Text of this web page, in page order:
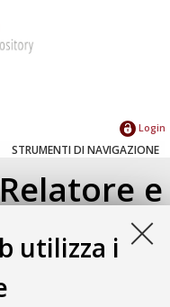
utilizza i
Login
STRUMENTI DI NAVIGAZIONE
e